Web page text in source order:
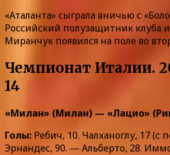
«Аталанта» сыграла вничью с
Российский полузащитник клуба
Миранчук появился на поле во
Чемпионат Италии.
14
«Милан» (Милан) — «Лацио»
Голы: Ребич, 10. Чалханоглу, 17 (с
Эрнандес, 90. — Альберто, 28.